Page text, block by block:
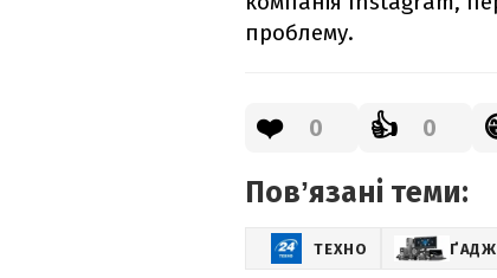
проблему.
❤️ 0 👍 0
Повʼязані теми:
ТЕХНО